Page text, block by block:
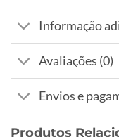
Informação
Avaliações (0)
Envios e
Produtos